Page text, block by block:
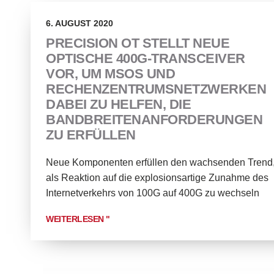
PRECISION OT STELLT NEUE
OPTISCHE 400G-TRANSCEIVER
VOR, UM MSOS UND
RECHENZENTRUMSNETZWERKEN
DABEI ZU HELFEN, DIE
BANDBREITENANFORDERUNGEN
ZU ERFÜLLEN
6. AUGUST 2020
Neue Komponenten erfüllen den wachsenden
als Reaktion auf die explosionsartige Zunahme des
Internetverkehrs von 100G auf 400G zu wechseln
WEITERLESEN "